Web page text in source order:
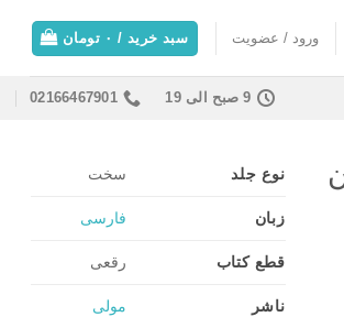
ورود / عضویت سبد خرید / ۰ تومان
9 صبح الی 19 02166467901
نوع جلد سخت
زبان فارسی
قطع کتاب رقعی
ناشر مولی